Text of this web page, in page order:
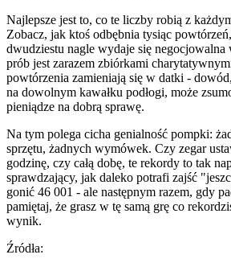
Najlepsze jest to, co te liczby robią z
Zobacz, jak ktoś odbębnia tysiąc
dwudziestu nagle wydaje się negocjowalna
prób jest zarazem zbiórkami
powtórzenia zamieniają się w datki -
na dowolnym kawałku podłogi, może
pieniądze na dobrą sprawę.
Na tym polega cicha genialność pompki:
sprzętu, żadnych wymówek. Czy zegar
godzinę, czy całą dobę, te rekordy to tak
sprawdzający, jak daleko potrafi zajść
gonić 46 001 - ale następnym razem, gdy
pamiętaj, że grasz w tę samą grę co
wynik.
Źródła: